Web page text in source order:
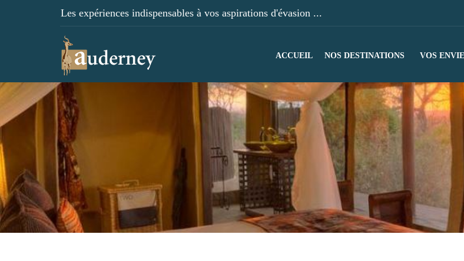
Les expériences indispensables à vos aspirations d'évasion ...
ACCUEIL NOS DESTINATIONS VOS